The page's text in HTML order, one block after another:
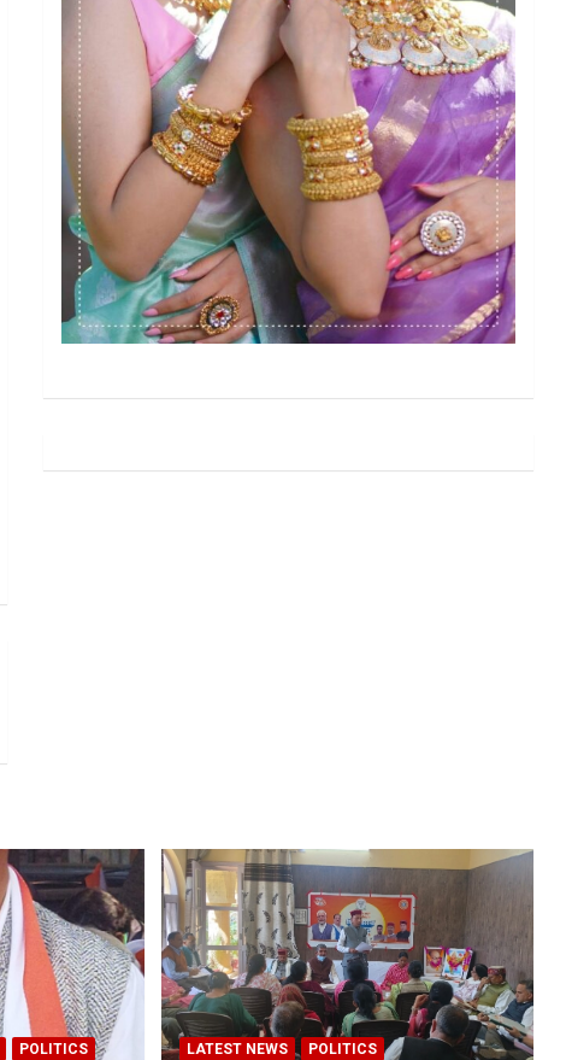
POLITICS LATEST NEWS POLITICS